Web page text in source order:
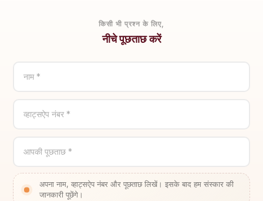
किसी भी प्रश्न के लिए,
नीचे पूछताछ करें
नाम *
व्हाट्सऐप नंबर *
आपकी पूछताछ *
अपना नाम, व्हाट्सऐप नंबर और पूछताछ लिखें। इसके बाद हम संस्कार की
जानकारी पूछेंगे।